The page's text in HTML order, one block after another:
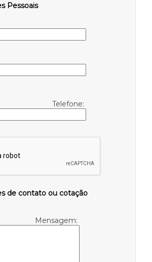
Pessoais
Telefone:
de contato ou cotação
Mensagem: